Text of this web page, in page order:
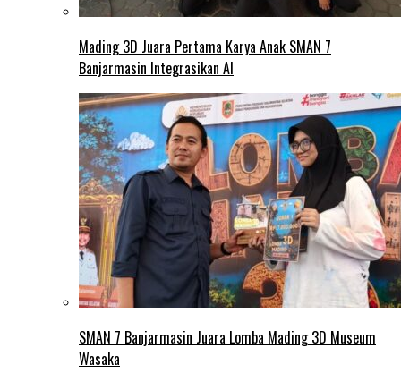
Mading 3D Juara Pertama Karya Anak SMAN 7
Banjarmasin Integrasikan AI
SMAN 7 Banjarmasin Juara Lomba Mading 3D Museum
Wasaka